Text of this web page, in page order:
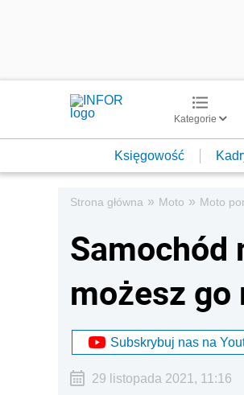
Kategorie
Księgowość
Strona główna » Moto » Moto
Samochód
możesz go
Subskrybuj nas na
29 listopada 2021, 11:16